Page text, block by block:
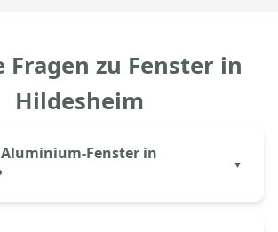
Fragen zu Fenster in
Hildesheim
Fenster in